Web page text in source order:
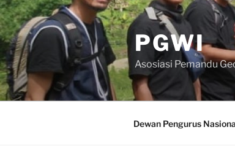
Skip
to
content
PGWI
Asosiasi Pemandu
Dewan Pengurus